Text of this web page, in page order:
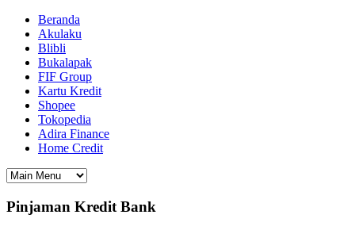
Beranda
Akulaku
Blibli
Bukalapak
FIF Group
Kartu Kredit
Shopee
Tokopedia
Adira Finance
Home Credit
Pinjaman Kredit Bank